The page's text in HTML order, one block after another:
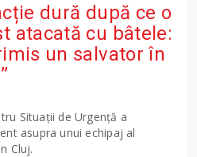
dură după ce o
atacată cu bâtele:
un salvator în
Situații de Urgență a
asupra unui echipaj al
Cluj.